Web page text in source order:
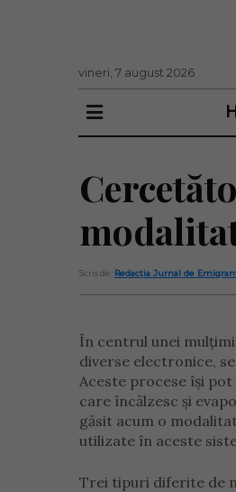
vineri, 7 august 2026
Scris de: Redacția Jurnal de
În centrul unei
diverse electronice,
Aceste procese își
care încălzesc și
găsit acum o
utilizate în aceste
Trei tipuri diferite de